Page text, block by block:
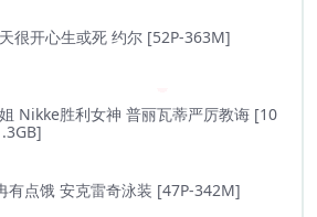
很开心生或死 约尔 [52P-363M]
Nikke胜利女神 普丽瓦蒂严厉教诲 [10
有点饿 安克雷奇泳装 [47P-342M]